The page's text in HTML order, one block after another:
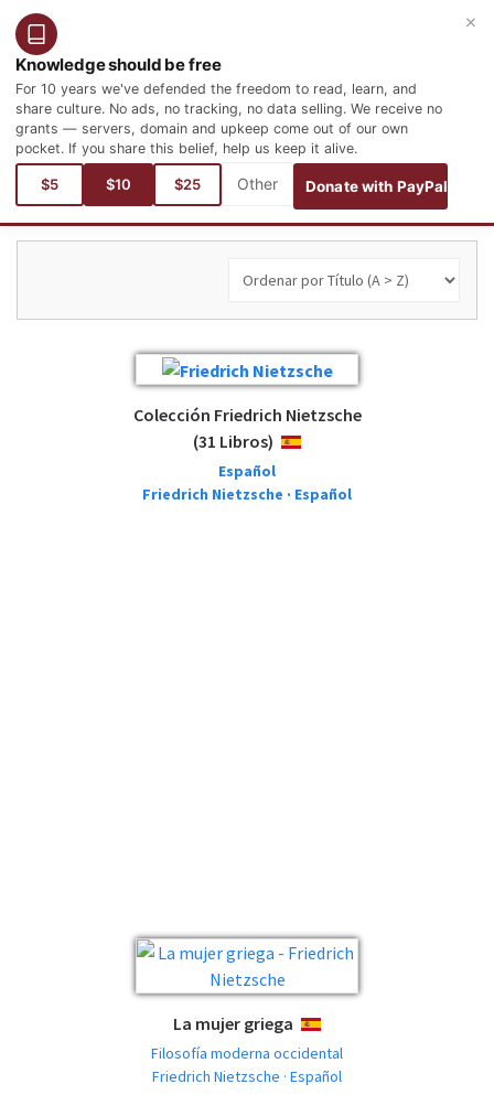
Español
Knowledge should be free
For 10 years we've defended the freedom to read, learn, and
share culture. No ads, no tracking, no data selling. We receive no
grants — servers, domain and upkeep come out of our own
pocket. If you share this belief, help us keep it alive.
$5 $10 $25 Donate with PayPal
×
Está aquí:
Colección Friedrich Nietzsche
(31 Libros)
ESPAÑOL
Español
Friedrich Nietzsche · Español
La mujer griega ESPAÑOL
Filosofía moderna occidental
Friedrich Nietzsche · Español